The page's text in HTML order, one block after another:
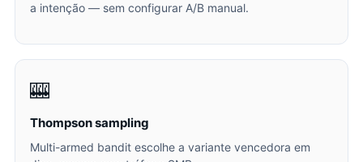
a intenção — sem configurar A/B manual.
🎰
Thompson sampling
Multi-armed bandit escolhe a variante vencedora em